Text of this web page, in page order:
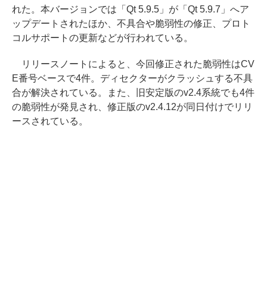
れた。本バージョンでは「Qt 5.9.5」が「Qt 5.9.7」へア
ップデートされたほか、不具合や脆弱性の修正、プロト
コルサポートの更新などが行われている。
リリースノートによると、今回修正された脆弱性はCV
E番号ベースで4件。ディセクターがクラッシュする不具
合が解決されている。また、旧安定版のv2.4系統でも4件
の脆弱性が発見され、修正版のv2.4.12が同日付けでリリ
ースされている。